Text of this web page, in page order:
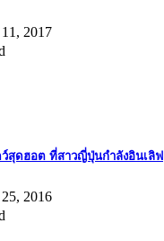
2017
สุดฮอต ที่สาวญี่ปุ่นกำลังอินเลิฟ
2016